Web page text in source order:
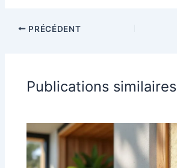
PRÉCÉDENT
Publications similaires